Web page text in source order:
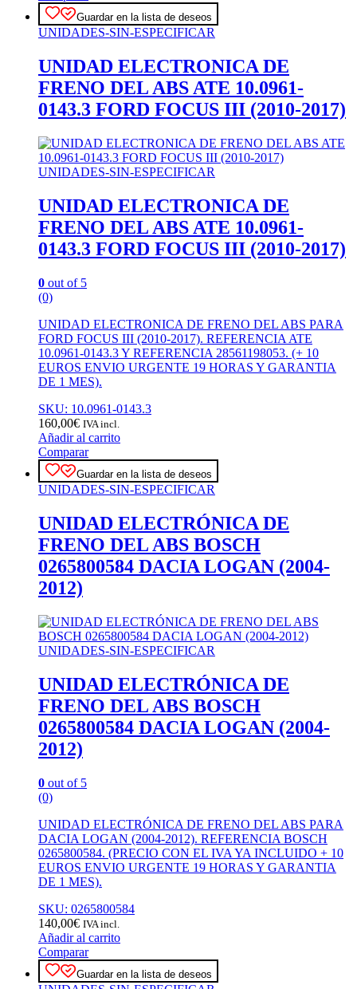
Guardar en la lista de deseos
UNIDADES-SIN-ESPECIFICAR
UNIDAD ELECTRONICA DE
FRENO DEL ABS ATE 10.0961-
0143.3 FORD FOCUS III (2010-2017)
UNIDADES-SIN-ESPECIFICAR
UNIDAD ELECTRONICA DE
FRENO DEL ABS ATE 10.0961-
0143.3 FORD FOCUS III (2010-2017)
0 out of 5
(0)
UNIDAD ELECTRONICA DE FRENO DEL ABS PARA
FORD FOCUS III (2010-2017). REFERENCIA ATE
10.0961-0143.3 Y REFERENCIA 28561198053. (+ 10
EUROS ENVIO URGENTE 19 HORAS Y GARANTIA
DE 1 MES).
SKU: 10.0961-0143.3
160,00€ IVA incl.
Añadir al carrito
Comparar
Guardar en la lista de deseos
UNIDADES-SIN-ESPECIFICAR
UNIDAD ELECTRÓNICA DE
FRENO DEL ABS BOSCH
0265800584 DACIA LOGAN (2004-
2012)
UNIDADES-SIN-ESPECIFICAR
UNIDAD ELECTRÓNICA DE
FRENO DEL ABS BOSCH
0265800584 DACIA LOGAN (2004-
2012)
0 out of 5
(0)
UNIDAD ELECTRÓNICA DE FRENO DEL ABS PARA
DACIA LOGAN (2004-2012). REFERENCIA BOSCH
0265800584. (PRECIO CON EL IVA YA INCLUIDO + 10
EUROS ENVIO URGENTE 19 HORAS Y GARANTIA
DE 1 MES).
SKU: 0265800584
140,00€ IVA incl.
Añadir al carrito
Comparar
Guardar en la lista de deseos